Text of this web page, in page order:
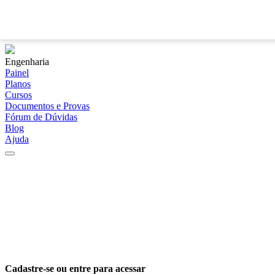
Engenharia
Painel
Planos
Cursos
Documentos e Provas
Fórum de Dúvidas
Blog
Ajuda
Cadastre-se ou entre para acessar